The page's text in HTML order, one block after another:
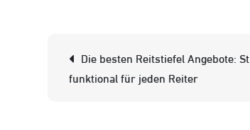
Beitrags-
Navigation
Die besten Reitstiefel Angebote:
funktional für jeden Reiter